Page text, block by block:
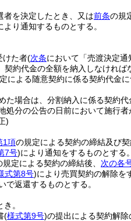
者を決定したとき、又は前条の規
より通知するものとする。
けた者(次条において「売渡決定通
約代金の全額を納入しなければ
による随意契約に係る契約代金
た場合は、分割納入に係る契約
分の公告の日前において施行者
)
1項の規定による契約の締結及び
7号)により通知をするものとする。
規定による契約の締結後、 次の各
式第8号)により売買契約の解除を
返還するものとする。
。
(様式第9号)の提出による契約解除